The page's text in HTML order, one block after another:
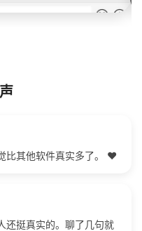
比其他软件真实多了。 ❤️
还挺真实的。聊了几句就